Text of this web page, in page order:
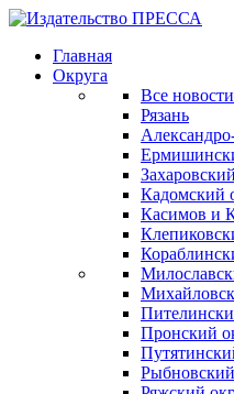
Главная
Округа
Все новости
Рязань
Кадомский
Касимов и
Пронский